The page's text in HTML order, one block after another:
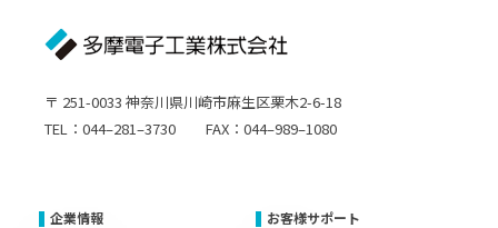
〒 251-0033 神奈川県川崎市麻生区栗木2-6-18
TEL：044–281–3730 FAX：044–989–1080
企業情報 お客様サポート